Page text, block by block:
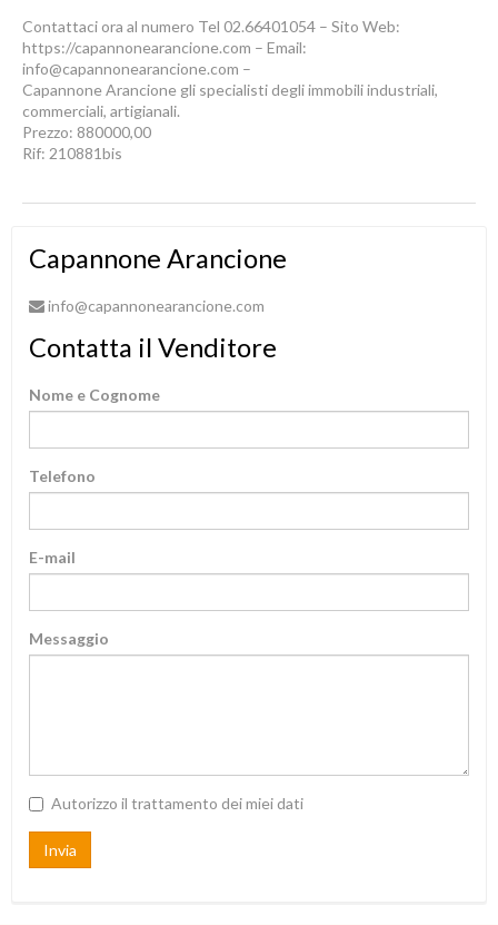
Contattaci ora al numero Tel 02.66401054 – Sito Web:
https://capannonearancione.com – Email:
info@capannonearancione.com –
Capannone Arancione gli specialisti degli immobili industriali,
commerciali, artigianali.
Prezzo: 880000,00
Rif: 210881bis
Capannone Arancione
info@capannonearancione.com
Contatta il Venditore
Nome e Cognome
Telefono
E-mail
Messaggio
Autorizzo il trattamento dei miei dati
Invia